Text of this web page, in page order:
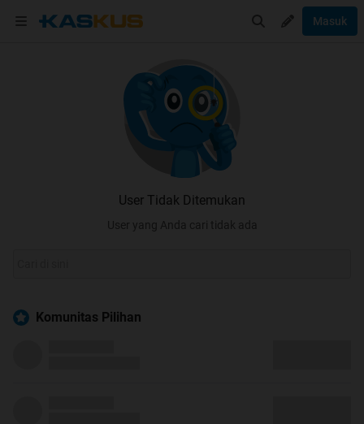
Masuk
User Tidak Ditemukan
User yang Anda cari tidak ada
Komunitas Pilihan